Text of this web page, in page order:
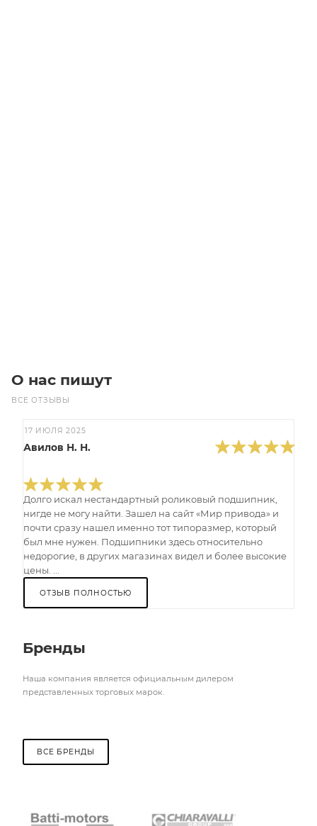
О нас пишут
ВСЕ ОТЗЫВЫ
17 ИЮЛЯ 2025
Авилов Н. Н.
Долго искал нестандартный роликовый подшипник,
нигде не могу найти. Зашел на сайт «Мир привода» и
почти сразу нашел именно тот типоразмер, который
был мне нужен. Подшипники здесь относительно
недорогие, в других магазинах видел и более высокие
цены. ...
ОТЗЫВ ПОЛНОСТЬЮ
Бренды
Наша компания является официальным дилером
представленных торговых марок.
ВСЕ БРЕНДЫ